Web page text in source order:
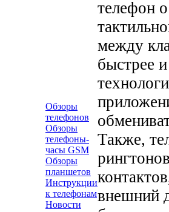
Обзоры
телефонов
Обзоры
телефоны-
часы GSM
Обзоры
планшетов
Инструкции
к телефонам
Новости
телефон
между
быстрее
Также,
внешний